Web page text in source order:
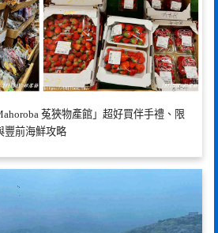
菟狹物產館」超好買伴手禮、限
豐前海鮮攻略